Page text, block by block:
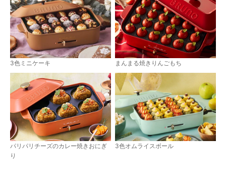
3色ミニケーキ まんまる焼きりんごもち
パリパリチーズのカレー焼きおにぎ
り
3色オムライスボール